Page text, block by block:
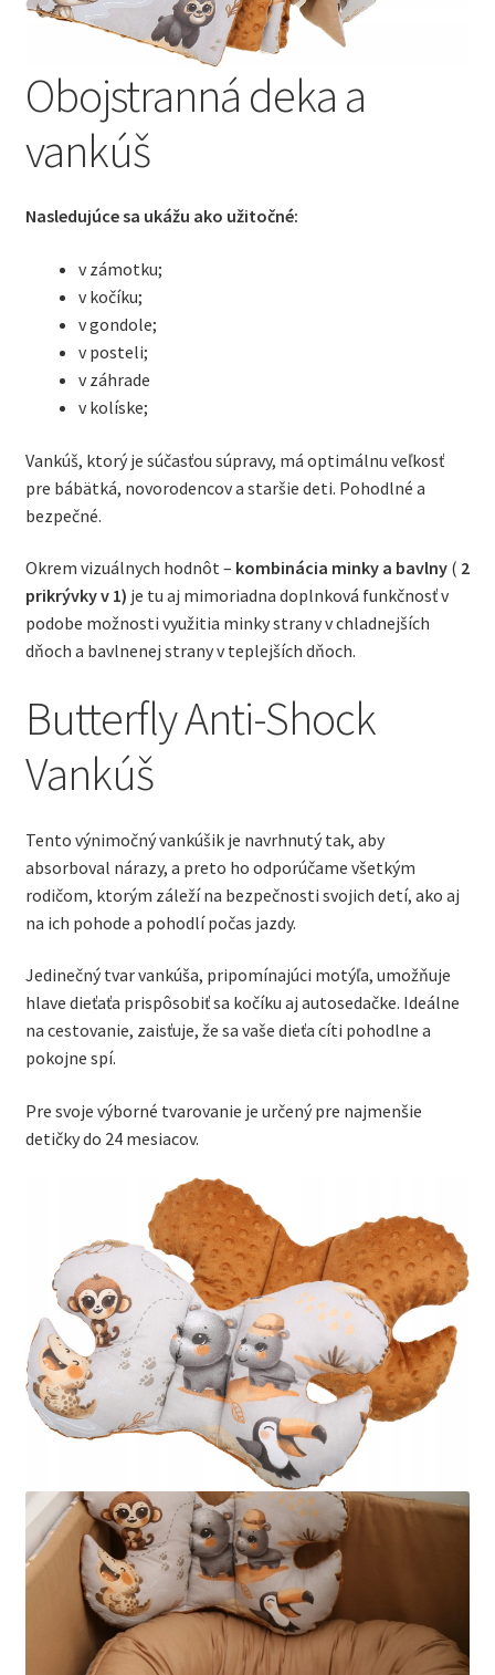
Obojstranná deka a
vankúš
Nasledujúce sa ukážu ako užitočné:
v zámotku;
v kočíku;
v gondole;
v posteli;
v záhrade
v kolíske;
Vankúš, ktorý je súčasťou súpravy, má optimálnu veľkosť
pre bábätká, novorodencov a staršie deti. Pohodlné a
bezpečné.
Okrem vizuálnych hodnôt – kombinácia minky a bavlny( 2
prikrývky v 1) je tu aj mimoriadna doplnková funkčnosť v
podobe možnosti využitia minky strany v chladnejších
dňoch a bavlnenej strany v teplejších dňoch.
Butterfly Anti-Shock
Vankúš
Tento výnimočný vankúšik je navrhnutý tak, aby
absorboval nárazy, a preto ho odporúčame všetkým
rodičom, ktorým záleží na bezpečnosti svojich detí, ako aj
na ich pohode a pohodlí počas jazdy.
Jedinečný tvar vankúša, pripomínajúci motýľa, umožňuje
hlave dieťaťa prispôsobiť sa kočíku aj autosedačke. Ideálne
na cestovanie, zaisťuje, že sa vaše dieťa cíti pohodlne a
pokojne spí.
Pre svoje výborné tvarovanie je určený pre najmenšie
detičky do 24 mesiacov.